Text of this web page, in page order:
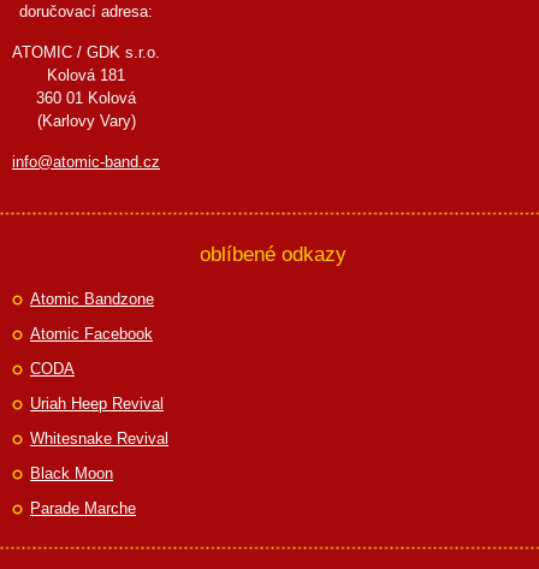
doručovací adresa:
ATOMIC / GDK s.r.o.
Kolová 181
360 01 Kolová
(Karlovy Vary)
info@atomic-band.cz
oblíbené odkazy
Atomic Bandzone
Atomic Facebook
CODA
Uriah Heep Revival
Whitesnake Revival
Black Moon
Parade Marche